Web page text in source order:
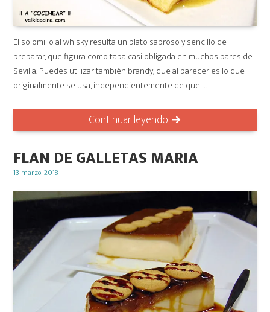
El solomillo al whisky resulta un plato sabroso y sencillo de
preparar, que figura como tapa casi obligada en muchos bares de
Sevilla. Puedes utilizar también brandy, que al parecer es lo que
originalmente se usa, independientemente de que …
Continuar leyendo
FLAN DE GALLETAS MARIA
Posted
13 marzo, 2018